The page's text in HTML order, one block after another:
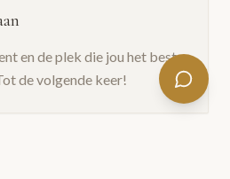
en de plek die jou het beste
de volgende keer!